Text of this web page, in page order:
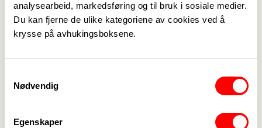
analysearbeid, markedsføring og til bruk i sosiale medier.
Du kan fjerne de ulike kategoriene av cookies ved å
krysse på avhukingsboksene.
Nødvendig
Egenskaper
Fagforbundet Post og finans og nyvalgt
styremedlem i Posten Norge.
Valget av styrerepresentanter gjelder for perioden
2020 -22. Fagforbundet Post og finans
dermed: 1. Gerd Øiahals, 2. Lars Nilsen, 3. Ann
vara blir Knut Marius Lydvo.